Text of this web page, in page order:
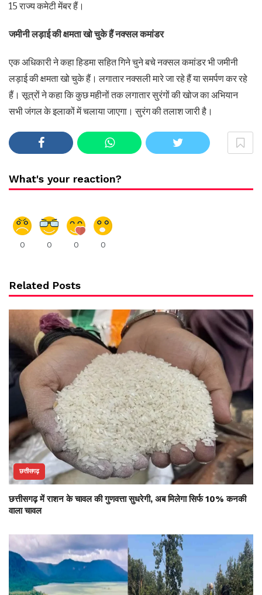
15 राज्य कमेटी मेंबर हैं।
जमीनी लड़ाई की क्षमता खो चुके हैं नक्सल कमांडर
एक अधिकारी ने कहा हिडमा सहित गिने चुने बचे नक्सल कमांडर भी जमीनी
लड़ाई की क्षमता खो चुके हैं। लगातार नक्सली मारे जा रहे हैं या समर्पण कर रहे
हैं। सूत्रों ने कहा कि कुछ महीनों तक लगातार सुरंगों की खोज का अभियान
सभी जंगल के इलाकों में चलाया जाएगा। सुरंग की तलाश जारी है।
What's your reaction?
0 0 0 0
Related Posts
छत्तीसगढ़
छत्तीसगढ़ में राशन के चावल की गुणवत्ता सुधरेगी, अब मिलेगा सिर्फ 10% कनकी
वाला चावल